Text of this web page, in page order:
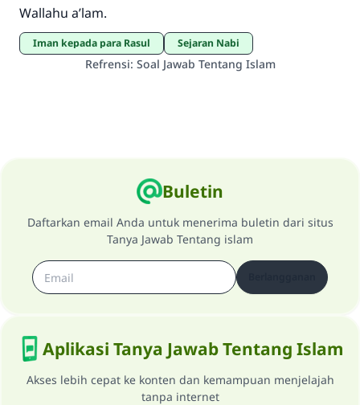
Wallahu a’lam.
Iman kepada para Rasul Sejaran Nabi
Refrensi: Soal Jawab Tentang Islam
Buletin
Daftarkan email Anda untuk menerima buletin dari situs
Tanya Jawab Tentang islam
Aplikasi Tanya Jawab Tentang Islam
Akses lebih cepat ke konten dan kemampuan menjelajah
tanpa internet